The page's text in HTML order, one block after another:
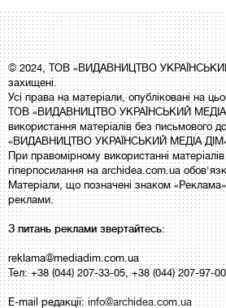
© 2024, ТОВ «ВИДАВНИЦТВО
захищені.
Усі права на матеріали, опубліковані на
ТОВ «ВИДАВНИЦТВО УКРАЇНСЬКИЙ МЕДІА
використання матеріалів без письмового
«ВИДАВНИЦТВО УКРАЇНСЬКИЙ МЕДІА ДІМ»
При правомірному використанні
гіперпосилання на archidea.com.ua
Матеріали, що позначені знаком
реклами.
З питань реклами звертайтесь:
reklama@mediadim.com.ua
Тел: +38 (044) 207-33-05, +38 (044) 207-97-
E-mail редакції:info@archidea.com.ua